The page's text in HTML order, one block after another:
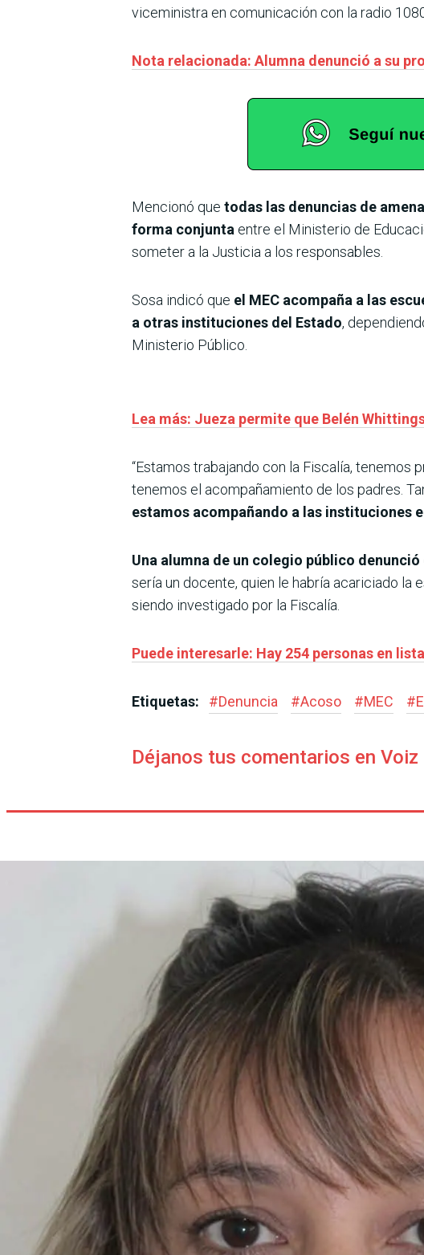
viceministra en comunicación con la radio
Nota relacionada: Alumna denunció a su
Mencionó que todas las denuncias de
forma conjunta entre el Ministerio de
someter a la Justicia a los responsables.
Sosa indicó que el MEC acompaña a las
a otras instituciones del Estado,
Ministerio Público.
Lea más: Jueza permite que Belén
“Estamos trabajando con la Fiscalía,
tenemos el acompañamiento de los padres.
estamos acompañando a las instituciones
Una alumna de un colegio público
sería un docente, quien le habría acariciado la
siendo investigado por la Fiscalía.
Puede interesarle: Hay 254 personas en
Etiquetas: #Denuncia #Acoso #MEC #
Déjanos tus comentarios en Voiz